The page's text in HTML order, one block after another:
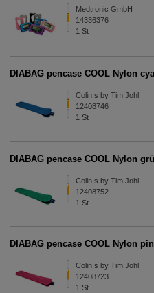
Medtronic GmbH
14336376
1St
DIABAG pencase COOL Nylon
Colin s by Tim Johl
12408746
1St
DIABAG pencase COOL Nylon
Colin s by Tim Johl
12408752
1St
DIABAG pencase COOL Nylon
Colin s by Tim Johl
12408723
1St